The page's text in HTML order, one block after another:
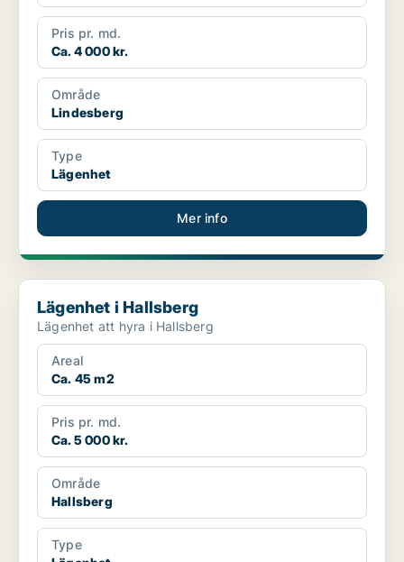
Pris pr. md.
Ca. 4 000 kr.
Område
Lindesberg
Type
Lägenhet
Mer info
Lägenhet i Hallsberg
Lägenhet i Hallsberg
Lägenhet att hyra i Hallsberg
Areal
Ca. 45 m2
Pris pr. md.
Ca. 5 000 kr.
Område
Hallsberg
Type